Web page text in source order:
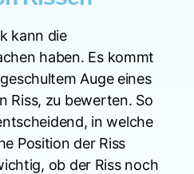
kann die
haben. Es kommt
Auge eines
Riss, zu bewerten. So
in welche
Position der Riss
ob der Riss noch